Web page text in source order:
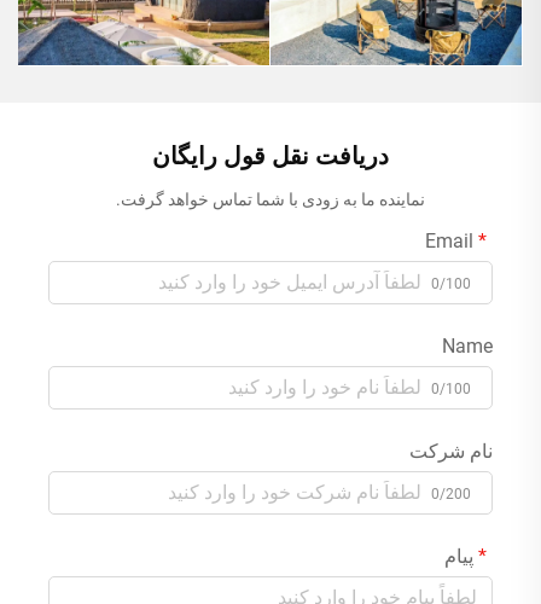
دریافت نقل قول رایگان
نماینده ما به زودی با شما تماس خواهد گرفت.
0/100
Name
0/100
نام شرکت
0/200
پیام